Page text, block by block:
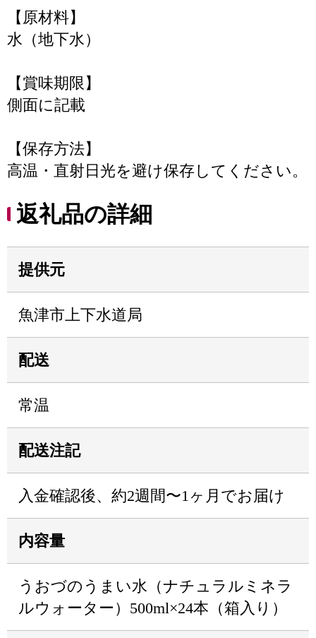
【原材料】
水（地下水）
【賞味期限】
側面に記載
【保存方法】
高温・直射日光を避け保存してください。
返礼品の詳細
提供元
魚津市上下水道局
配送
常温
配送注記
入金確認後、約2週間〜1ヶ月でお届け
内容量
うおづのうまい水（ナチュラルミネラ
ルウォーター）500ml×24本（箱入り）